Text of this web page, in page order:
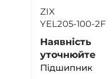
ZIX
YEL205-100-2F
Наявність
уточнюйте
Підшипник